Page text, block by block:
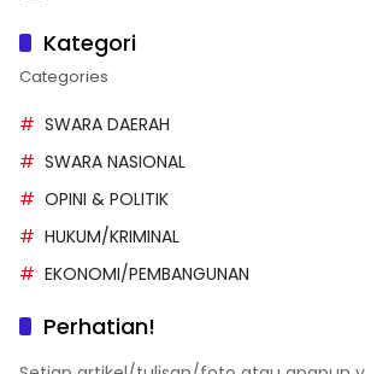
Kategori
Categories
SWARA DAERAH
SWARA NASIONAL
OPINI & POLITIK
HUKUM/KRIMINAL
EKONOMI/PEMBANGUNAN
Perhatian!